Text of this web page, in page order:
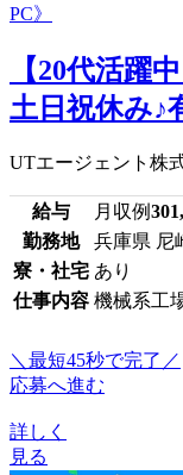
【20代活躍
土日祝休み♪
UTエージェント株
給与 月収例
勤務地
兵庫県 尼
寮・社宅 あり
仕事内容 機械系工
＼最短45秒で完了／
応募へ進む
詳しく
見る